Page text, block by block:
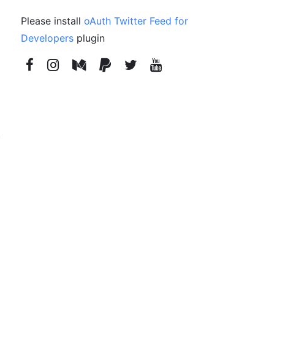
Please install oAuth Twitter Feed for
Developers plugin